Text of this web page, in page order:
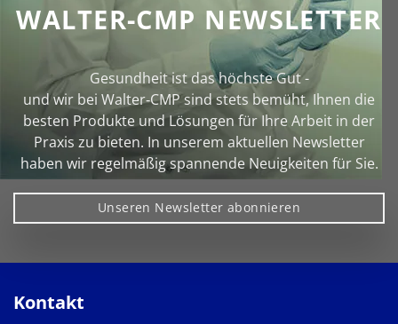
WALTER-CMP NEWSLETTER
Gesundheit ist das höchste Gut -
und wir bei Walter‑CMP sind stets bemüht, Ihnen die
besten Produkte und Lösungen für Ihre Arbeit in der
Praxis zu bieten. In unserem aktuellen Newsletter
haben wir regelmäßig spannende Neuigkeiten für Sie.
Unseren Newsletter abonnieren
Kontakt